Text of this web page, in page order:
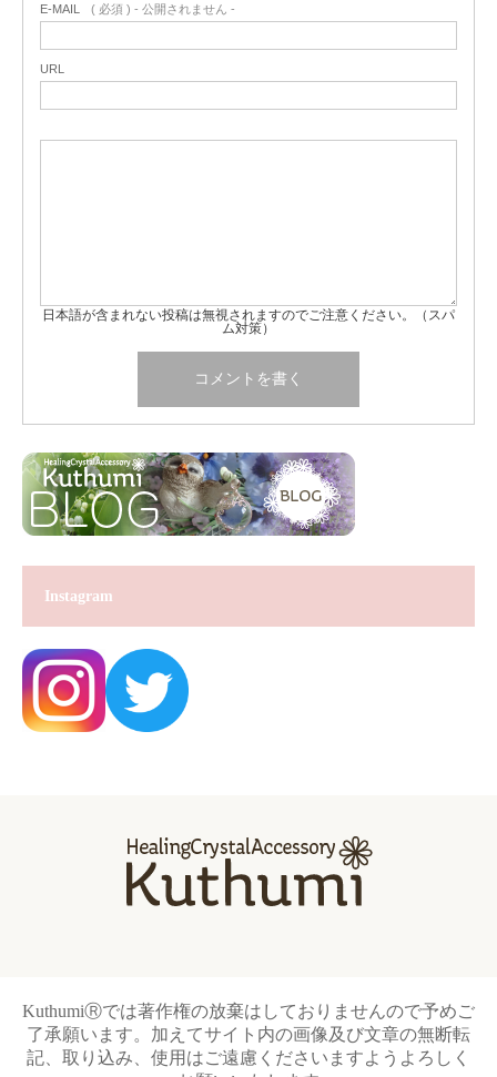
E-MAIL ( 必須 ) - 公開されません -
URL
日本語が含まれない投稿は無視されますのでご注意ください。（スパ
ム対策）
Instagram
KuthumiⓇでは著作権の放棄はしておりませんので予めご
了承願います。加えてサイト内の画像及び文章の無断転
記、取り込み、使用はご遠慮くださいますようよろしく